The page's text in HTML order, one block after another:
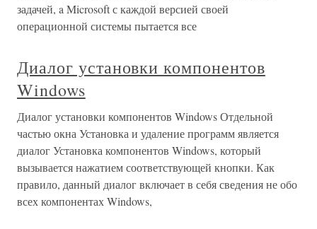
задачей, a Microsoft с каждой версией своей
операционной системы пытается все
Диалог установки компонентов
Windows
Диалог установки компонентов Windows Отдельной
частью окна Установка и удаление программ является
диалог Установка компонентов Windows, который
вызывается нажатием соответствующей кнопки. Как
правило, данный диалог включает в себя сведения не обо
всех компонентах Windows,